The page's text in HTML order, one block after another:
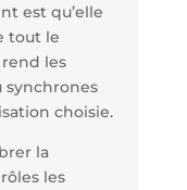
est qu’elle
tout le
les
synchrones
choisie.
la
les